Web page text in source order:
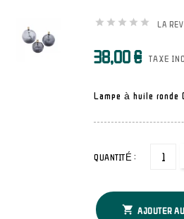
     LA
38,00 € TAXE
Lampe à huile ronde
QUANTITÉ :
 AJOUTER